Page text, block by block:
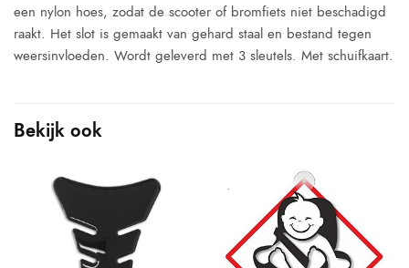
een nylon hoes, zodat de scooter of bromfiets niet beschadigd
raakt. Het slot is gemaakt van gehard staal en bestand tegen
weersinvloeden. Wordt geleverd met 3 sleutels. Met schuifkaart.
Bekijk ook